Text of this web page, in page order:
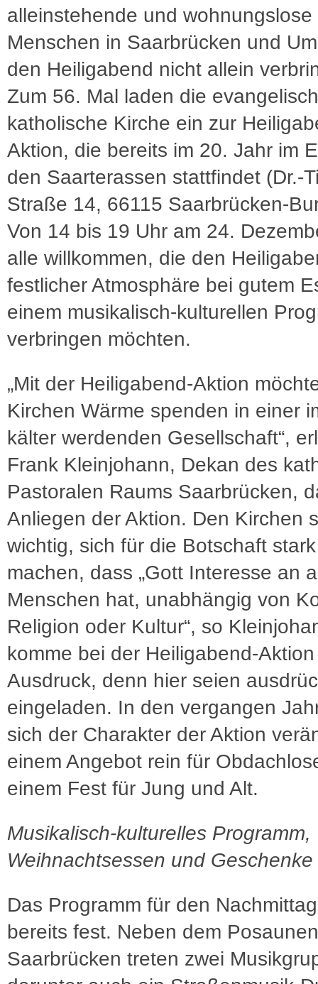
alleinstehende und wohnungslose
Menschen in Saarbrücken und
den Heiligabend nicht allein
Zum 56. Mal laden die
katholische Kirche ein zur
Aktion, die bereits im 20. Jahr im
den Saarterassen stattfindet (Dr.-
Straße 14, 66115 Saarbrücken-
Von 14 bis 19 Uhr am 24.
alle willkommen, die den
festlicher Atmosphäre bei gutem
einem musikalisch-kulturellen
verbringen möchten.
„Mit der Heiligabend-Aktion
Kirchen Wärme spenden in einer
kälter werdenden Gesellschaft“,
Frank Kleinjohann, Dekan des
Pastoralen Raums Saarbrücken,
Anliegen der Aktion. Den Kirchen
wichtig, sich für die Botschaft
machen, dass „Gott Interesse an
Menschen hat, unabhängig von
Religion oder Kultur“, so
komme bei der Heiligabend-
Ausdruck, denn hier seien
eingeladen. In den vergangen
sich der Charakter der Aktion
einem Angebot rein für
einem Fest für Jung und Alt.
Musikalisch-kulturelles Programm,
Weihnachtsessen und Geschenke
Das Programm für den
bereits fest. Neben dem
Saarbrücken treten zwei